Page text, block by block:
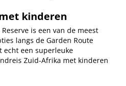
kinderen
is een van de meest
langs de Garden Route
echt een superleuke
Zuid-Afrika met kinderen